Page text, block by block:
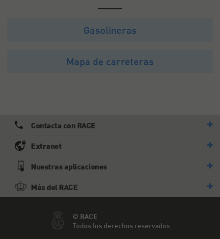
Gasolineras
Mapa de carreteras
Contacta con RACE
Extranet
Nuestras aplicaciones
Más del RACE
© RACE
Todos los derechos reservados